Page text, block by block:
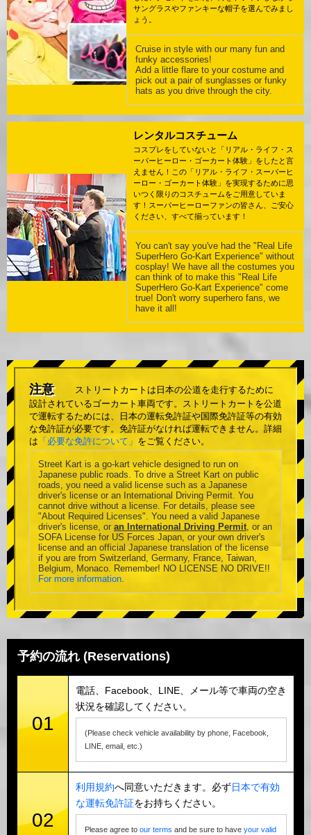
サングラスやファンキーな帽子を選んでみまし
ょう。
Cruise in style with our many fun and
funky accessories!
Add a little flare to your costume and
pick out a pair of sunglasses or funky
hats as you drive through the city.
レンタルコスチューム
コスプレをしていないと「リアル・ライフ・ス
ーパーヒーロー・ゴーカート体験」をしたと言
えません！この「リアル・ライフ・スーパーヒ
ーロー・ゴーカート体験」を実現するために思
いつく限りのコスチュームをご用意していま
す！スーパーヒーローファンの皆さん、ご安心
ください、すべて揃っています！
You can't say you've had the "Real Life
SuperHero Go-Kart Experience" without
cosplay! We have all the costumes you
can think of to make this "Real Life
SuperHero Go-Kart Experience" come
true! Don't worry superhero fans, we
have it all!
注意
ストリートカートは日本の公道を走行するために
設計されているゴーカート車両です。ストリートカートを公道
で運転するためには、日本の運転免許証や国際免許証等の有効
な免許証が必要です。免許証がなければ運転できません。詳細
は 「必要な免許について」 をご覧ください。
Street Kart is a go-kart vehicle designed to run on
Japanese public roads. To drive a Street Kart on public
roads, you need a valid license such as a Japanese
driver's license or an International Driving Permit. You
cannot drive without a license. For details, please see
"About Required Licenses". You need a valid Japanese
driver's license, or an International Driving Permit, or an
SOFA License for US Forces Japan, or your own driver's
license and an official Japanese translation of the license
if you are from Switzerland, Germany, France, Taiwan,
Belgium, Monaco. Remember! NO LICENSE NO DRIVE!!
For more information.
予約の流れ (Reservations)
01
電話、Facebook、LINE、メール等で車両の空き
状況を確認してください。
(Please check vehicle availability by phone, Facebook,
LINE, email, etc.)
02
利用規約へ同意いただきます。必ず日本で有効
な運転免許証をお持ちください。
Please agree to our terms and be sure to have your valid